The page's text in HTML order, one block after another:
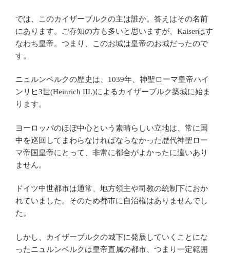
では、このカイザーブルクの主は誰か。答えはその名前
にあります。ご存知の方も多いと思いますが、Kaiserはす
なわち皇帝。つまり、このお城は皇帝のお城だったので
す。
ニュルンベルクの歴史は、1039年、神聖ローマ皇帝ハイ
ンリヒ3世(Heinrich III.)によるカイザーブルク築城に始ま
ります。
ヨーロッパのほぼ中心という素晴らしい立地は、常に国
中を巡回してまわらなければならなかった歴代神聖ロー
マ帝国皇帝にとって、非常に都合がよかったに違いあり
ません。
ドイツ中世都市は通常、地方領主や司教の統制下におか
れていました。そのため都市に自治権はありませんでし
た。
しかし、カイザーブルクの城下に発展していくことにな
ったニュルンベルクは皇帝直属の都市、つまり一定範囲